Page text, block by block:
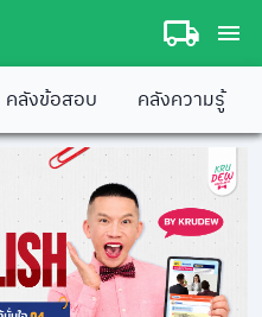
คลังข้อสอบ คลังความรู้